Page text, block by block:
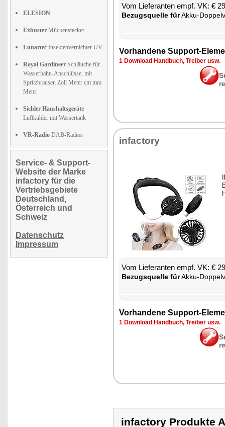
ELESION
Exbuster Mückenstecker
Lunartec Insektenvernichter UV
Royal Gardineer Schläuche für
Wasserhahn-Anschlüsse, mit
Spritzbrausen Zoll Meter cm mm
Meter
Sichler Haushaltsgeräte
Luftkühler mit Wassertank
VR-Radio DAB-Radios
Service- & Support-
Website der Marke
infactory für die
Vertriebsgebiete
Deutschland,
Österreich und
Schweiz
Datenschutz
Impressum
Vom Lie­fe­ran­ten empf. VK: €
Be­zugs­quel­le fürAk­ku-
Vor­han­de­ne Sup­port-
1 Down­load Hand­buch, Trei­ber usw.
in­fac­to­ry
Vom Lie­fe­ran­ten empf. VK: €
Be­zugs­quel­le fürAk­ku-
Vor­han­de­ne Sup­port-
1 Down­load Hand­buch, Trei­ber usw.
infactory Produkte